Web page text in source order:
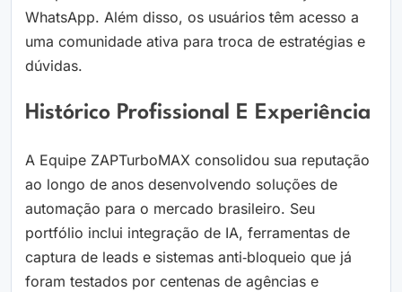
WhatsApp. Além disso, os usuários têm acesso a
uma comunidade ativa para troca de estratégias e
dúvidas.
Histórico Profissional E Experiência
A Equipe ZAPTurboMAX consolidou sua reputação
ao longo de anos desenvolvendo soluções de
automação para o mercado brasileiro. Seu
portfólio inclui integração de IA, ferramentas de
captura de leads e sistemas anti‑bloqueio que já
foram testados por centenas de agências e